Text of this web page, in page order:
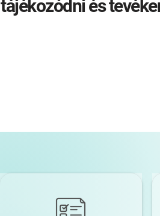
tájékozódni és